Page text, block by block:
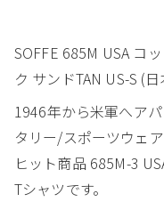
SOFFE 685M USA コ
ク サンドTAN US-S (
1946年から米軍へア
タリー/スポーツウェ
ヒット商品 685M-3
Tシャツです。